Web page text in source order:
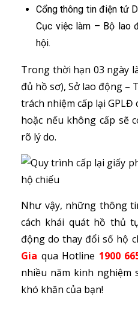
Cổng thông tin điện tử
Cục việc làm – Bộ lao
hội.
Trong thời hạn 03 ngày
đủ hồ sơ), Sở lao động –
trách nhiệm cấp lại
hoặc nếu không cấp sẽ
rõ lý do.
Như vậy, những thông
cách khái quát hồ thủ
động do thay đổi số hộ
Gia qua Hotline 1900
nhiều năm kinh nghiệm
khó khăn của bạn!